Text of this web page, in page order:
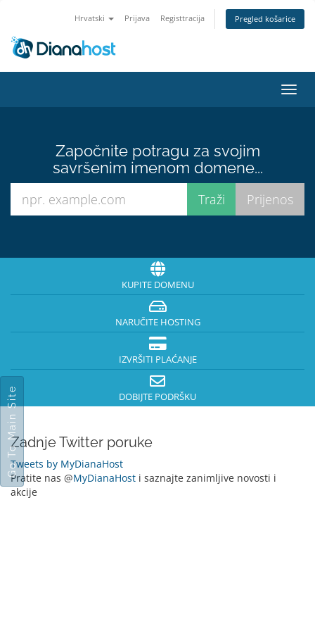
Hrvatski Prijava Registtracija Pregled košarice
Započnite potragu za svojim
savršenim imenom domene...
KUPITE DOMENU
NARUČITE HOSTING
IZVRŠITI PLAĆANJE
DOBIJTE PODRŠKU
Zadnje Twitter poruke
Tweets by MyDianaHost
Pratite nas @MyDianaHost i saznajte zanimljive novosti i
akcije
Go To Main Site